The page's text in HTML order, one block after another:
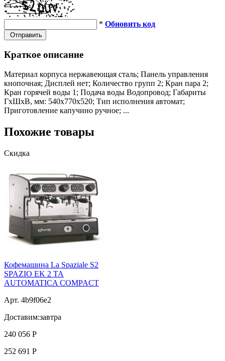
* Обновить код
Отправить
Краткое описание
Материал корпуса нержавеющая сталь; Панель управления
кнопочная; Дисплей нет; Количество групп 2; Кран пара 2;
Кран горячей воды 1; Подача воды Водопровод; Габариты
ГхШхВ, мм: 540х770х520; Тип исполнения автомат;
Приготовление капучино ручное; ...
Похожие товары
Скидка
Кофемашина La Spaziale S2
SPAZIO ЕK 2 TA
AUTOMATICA COMPACT
Арт. 4b9f06e2
Доставим:завтра
240 056 Р
252 691 Р